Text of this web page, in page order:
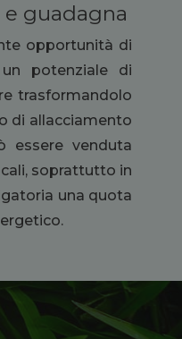
guadagna
opportunità di
potenziale di
trasformandolo
di allacciamento
essere venduta
soprattutto in
una quota